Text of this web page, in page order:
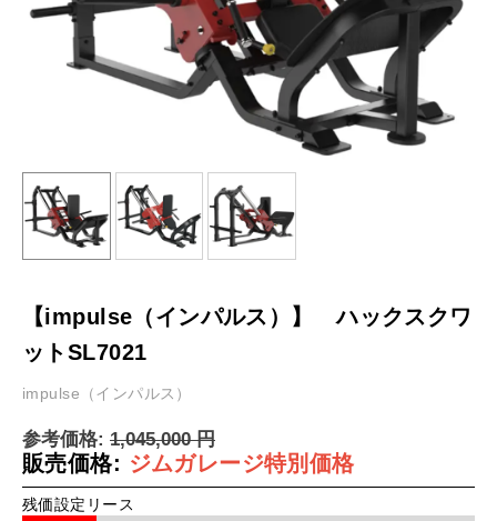
【impulse（インパルス）】 ハックスクワ
ットSL7021
impulse（インパルス）
参考価格: 1,045,000 円
販売価格: ジムガレージ特別価格
残価設定リース